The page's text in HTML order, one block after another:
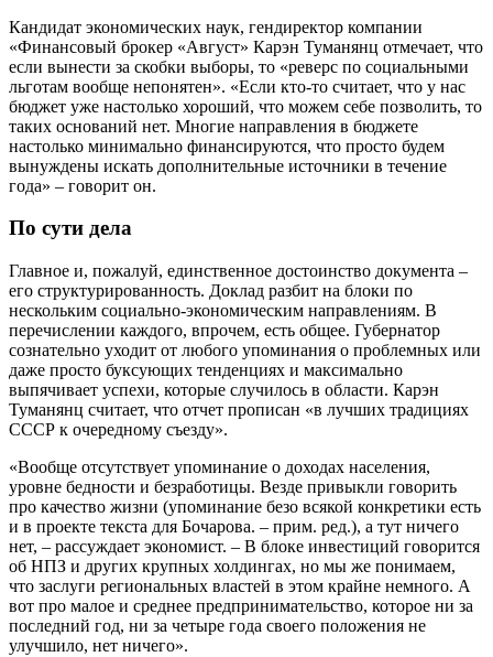
Кандидат экономических наук, гендиректор компании
«Финансовый брокер «Август» Карэн Туманянц отмечает, что
если вынести за скобки выборы, то «реверс по социальными
льготам вообще непонятен». «Если кто-то считает, что у нас
бюджет уже настолько хороший, что можем себе позволить, то
таких оснований нет. Многие направления в бюджете
настолько минимально финансируются, что просто будем
вынуждены искать дополнительные источники в течение
года» – говорит он.
По сути дела
Главное и, пожалуй, единственное достоинство документа –
его структурированность. Доклад разбит на блоки по
нескольким социально-экономическим направлениям. В
перечислении каждого, впрочем, есть общее. Губернатор
сознательно уходит от любого упоминания о проблемных или
даже просто буксующих тенденциях и максимально
выпячивает успехи, которые случилось в области. Карэн
Туманянц считает, что отчет прописан «в лучших традициях
СССР к очередному съезду».
«Вообще отсутствует упоминание о доходах населения,
уровне бедности и безработицы. Везде привыкли говорить
про качество жизни (упоминание безо всякой конкретики есть
и в проекте текста для Бочарова. – прим. ред.), а тут ничего
нет, – рассуждает экономист. – В блоке инвестиций говорится
об НПЗ и других крупных холдингах, но мы же понимаем,
что заслуги региональных властей в этом крайне немного. А
вот про малое и среднее предпринимательство, которое ни за
последний год, ни за четыре года своего положения не
улучшило, нет ничего».